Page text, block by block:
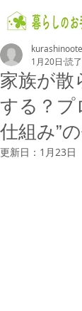
家族が散
する？プ
仕組み”
1月20日 読
更新日： 1月23日